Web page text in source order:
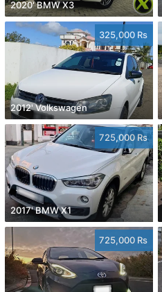
2020' BMW X3
325,000 Rs
2012' Volkswagen
725,000 Rs
2017' BMW X1
725,000 Rs